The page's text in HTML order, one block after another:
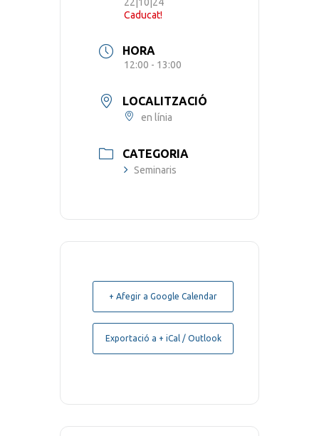
Caducat!
HORA
12:00 - 13:00
LOCALITZACIÓ
en línia
CATEGORIA
Seminaris
+ Afegir a Google Calendar
Exportació a + iCal / Outlook